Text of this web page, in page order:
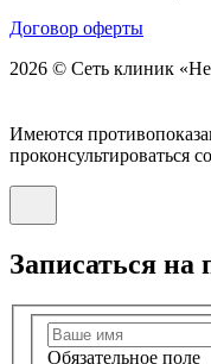
Договор оферты
2026 © Сеть клиник
Имеются
проконсультироваться
Записаться на
Обязательное поле